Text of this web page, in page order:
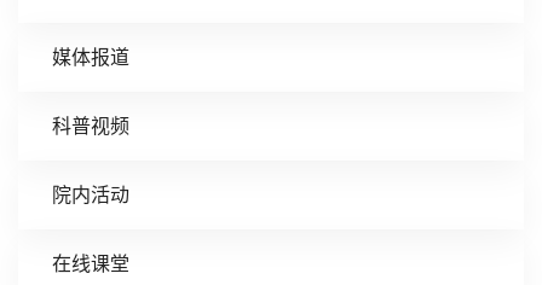
媒体报道
科普视频
院内活动
在线课堂